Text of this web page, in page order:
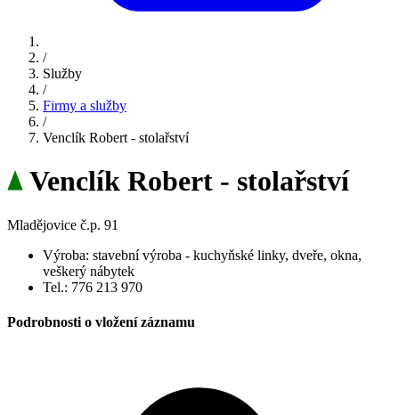
/
Služby
/
Firmy a služby
/
Venclík Robert - stolařství
Venclík Robert - stolařství
Mladějovice č.p. 91
Výroba: stavební výroba - kuchyňské linky, dveře, okna,
veškerý nábytek
Tel.: 776 213 970
Podrobnosti o vložení záznamu